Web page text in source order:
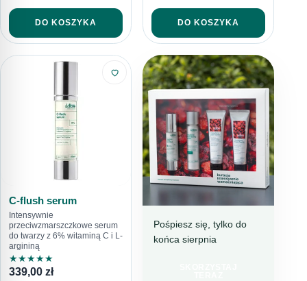
DO KOSZYKA DO KOSZYKA
C-flush serum
Intensywnie
przeciwzmarszczkowe serum
do twarzy z 6% witaminą C i L-
argininą
★★★★★
339,00 zł
BESTSELLEROWA
Pośpiesz się, tylko do
końca sierpnia